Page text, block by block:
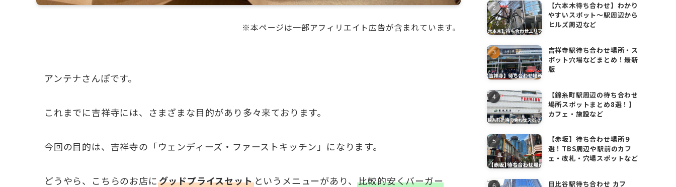
※本ページは一部アフィリエイト広告が含まれています。
アンテナさんぽです。
これまでに吉祥寺には、さまざまな目的があり多々来ております。
今回の目的は、吉祥寺の「ウェンディーズ・ファーストキッチン」になります。
どうやら、こちらのお店にグッドプライスセットというメニューがあり、比較的安くバーガー
【六本木待ち合わせ】わかり
やすいスポット〜駅周辺から
ヒルズ周辺など
吉祥寺駅待ち合わせ場所・ス
ポット穴場などまとめ！最新
版
【錦糸町駅周辺の待ち合わせ
場所スポットまとめ8選！】
カフェ・施設など
【赤坂】待ち合わせ場所９
選！TBS周辺や駅前のカフ
ェ・改札・穴場スポットなど
日比谷駅待ち合わせ カフ